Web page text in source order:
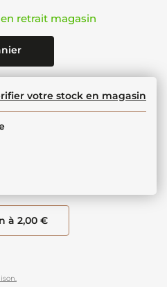
retrait magasin
votre stock en magasin
à 2,00 €